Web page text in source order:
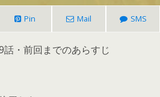
Pin Mail SMS
話・前回までのあらすじ